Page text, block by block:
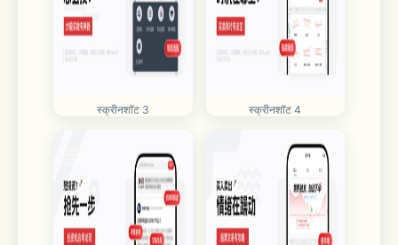
स्क्रीनशॉट 3 स्क्रीनशॉट 4